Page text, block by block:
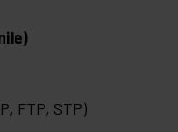
FTP, STP)